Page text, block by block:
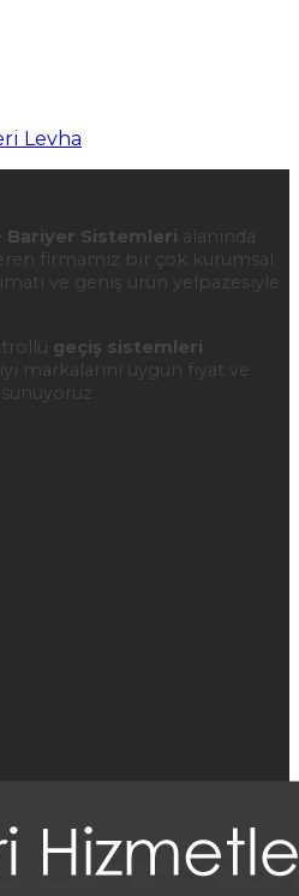
Levha
Bariyer Sistemleri alanında
firmamız bir çok kurumsal
ve geniş ürün yelpazesiyle
geçiş sistemleri
markalarını uygun fiyat ve